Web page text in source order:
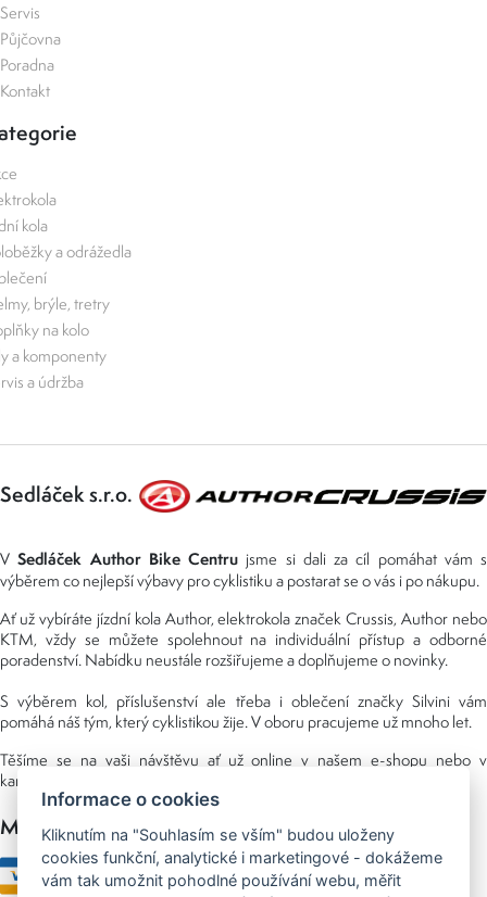
Servis
Půjčovna
Poradna
Kontakt
kola
a odrážedla
brýle, tretry
na kolo
a komponenty
a údržba
Sedláček s.r.o.
VSedláček Author Bike Centru jsme si dali za cíl pomáhat vám s
výběrem co nejlepší výbavy pro cyklistiku a postarat se o vás i po nákupu.
Ať už vybíráte jízdní kola Author, elektrokola značek Crussis, Author nebo
KTM, vždy se můžete spolehnout na individuální přístup a odborné
poradenství. Nabídku neustále rozšiřujeme a doplňujeme o novinky.
S výběrem kol, příslušenství ale třeba i oblečení značky Silvini vám
pomáhá náš tým, který cyklistikou žije. V oboru pracujeme už mnoho let.
Těšíme se na vaši návštěvu ať už online v našem e-shopu nebo v
kamenné prodejně, kterou najdete v NS (nákupní středisko) URAN.
Možnosti platby
Informace o cookies
Kliknutím na "Souhlasím se vším" budou uloženy
cookies funkční, analytické i marketingové - dokážeme
vám tak umožnit pohodlné používání webu, měřit